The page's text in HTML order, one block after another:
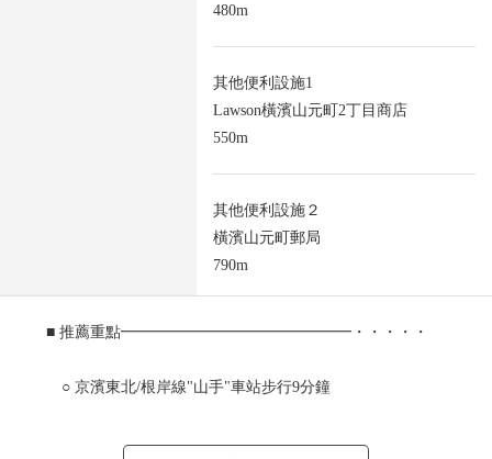
480m
其他便利設施1
Lawson橫濱山元町2丁目商店
550m
其他便利設施２
橫濱山元町郵局
790m
■ 推薦重點━━━━━━━━━━━━━━━・・・・・
○ 京濱東北/根岸線"山手"車站步行9分鐘
站以及櫻木町站能夠連接